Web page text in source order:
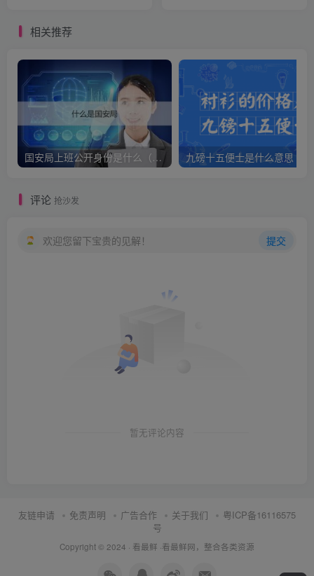
相关推荐
国安局上班公开身份是什么（国安身份对家人保密吗）
评论 抢沙发
欢迎您留下宝贵的见解！ 提交
暂无评论内容
友链申请 免责声明 广告合作 关于我们
粤ICP备16116575
号
Copyright © 2024 · 看最鲜 ·看最鲜网，整合各类资源